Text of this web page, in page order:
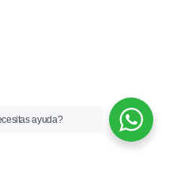
ayuda?